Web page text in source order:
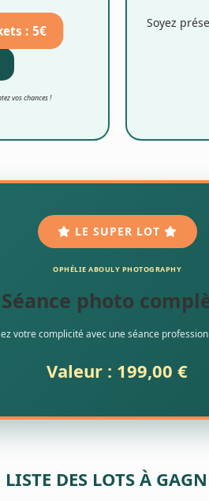
: 5€
vos chances !
Soyez
LE SUPER LOT
OPHÉLIE ABOULY PHOTOGRAPHY
Séance photo
votre complicité avec une séance
Valeur : 199,00 €
LISTE DES LOTS À